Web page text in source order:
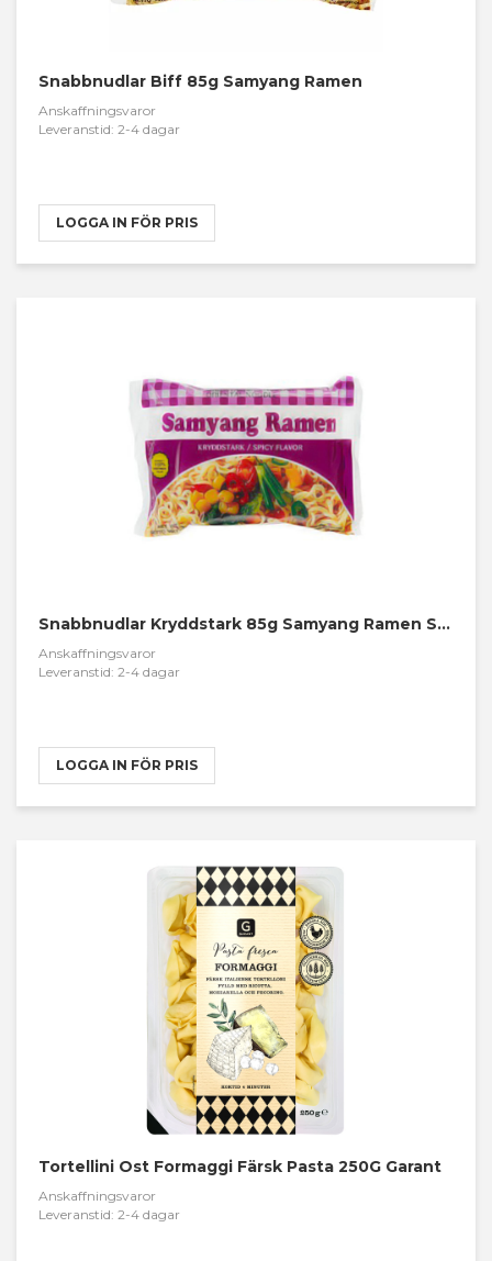
Snabbnudlar Biff 85g Samyang Ramen
Anskaffningsvaror
Leveranstid: 2-4 dagar
LOGGA IN FÖR PRIS
Snabbnudlar Kryddstark 85g Samyang Ramen Spicy
Anskaffningsvaror
Leveranstid: 2-4 dagar
LOGGA IN FÖR PRIS
Tortellini Ost Formaggi Färsk Pasta 250G Garant
Anskaffningsvaror
Leveranstid: 2-4 dagar